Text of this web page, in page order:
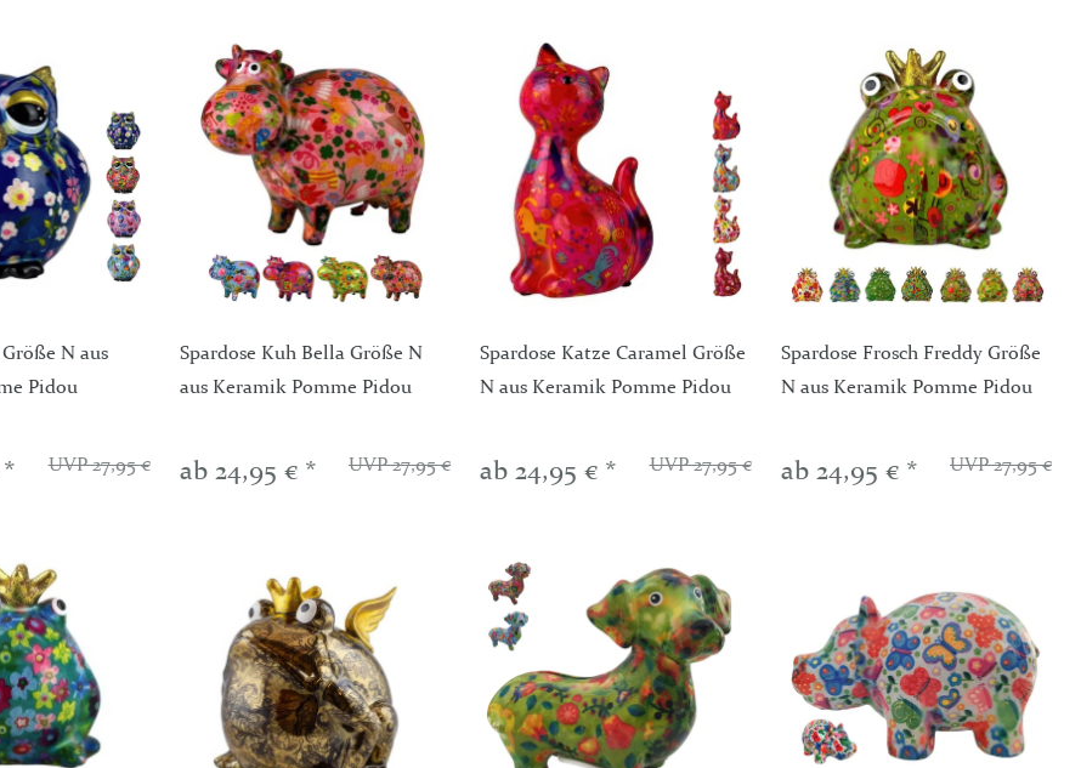
N aus
Pidou
UVP 27,95 €
Spardose Kuh Bella Größe N
aus Keramik Pomme Pidou
UVP 27,95 €
ab 24,95 € *
Spardose Katze Caramel Größe
N aus Keramik Pomme Pidou
UVP 27,95 €
ab 24,95 € *
Spardose Frosch Freddy Größe
N aus Keramik Pomme Pidou
UVP 27,95 €
ab 24,95 € *